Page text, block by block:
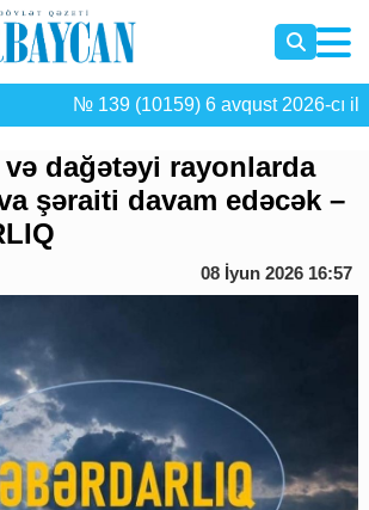
№ 139 (10159) 6 avqust 2026-cı il
və dağətəyi rayonlarda
şəraiti davam edəcək –
08 İyun 2026 16:57